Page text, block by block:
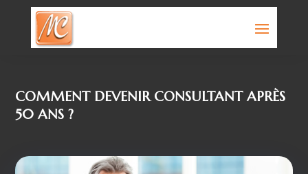
COMMENT DEVENIR CONSULTANT APRÈS
50 ANS ?